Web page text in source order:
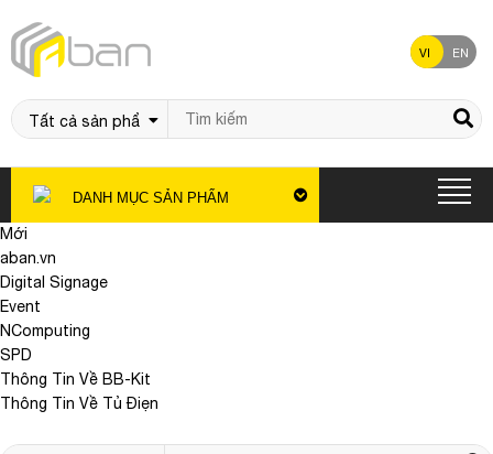
VI EN
DANH MỤC SẢN PHẨM
Mới
aban.vn
Digital Signage
Event
NComputing
SPD
Thông Tin Về BB-Kit
Thông Tin Về Tủ Điẹn